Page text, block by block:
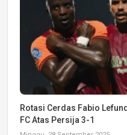
Rotasi Cerdas Fabio
FC Atas Persija 3-1